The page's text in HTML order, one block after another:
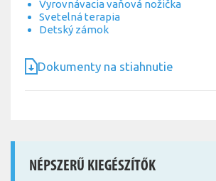
Vyrovnávacia vaňová nožička
Svetelná terapia
Detský zámok
Dokumenty na stiahnutie
NÉPSZERŰ KIEGÉSZÍTŐK